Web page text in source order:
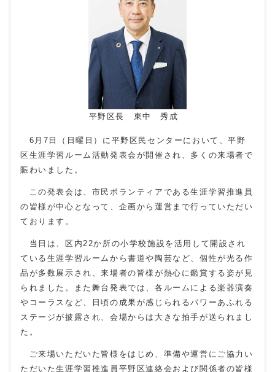
平野区長 東中 秀成
6月7日（日曜日）に平野区民センターにおいて、平野
区生涯学習ルーム活動発表会が開催され、多くの来場者で
賑わいました。
この発表会は、市民ボランティアである生涯学習推進員
の皆様が中心となって、企画から運営まで行っていただい
ております。
当日は、区内22か所の小学校施設を活用して開設され
ている生涯学習ルームから書道や陶芸など、個性が光る作
品が多数展示され、来場者の皆様が熱心に鑑賞する姿が見
られました。また舞台発表では、各ルームによる楽器演奏
やコーラスなど、日頃の成果が感じられるパワーあふれる
ステージが披露され、会場からは大きな拍手が送られまし
た。
ご来場いただいた皆様をはじめ、準備や運営にご協力い
ただいた生涯学習推進員平野区連絡会および関係者の皆様